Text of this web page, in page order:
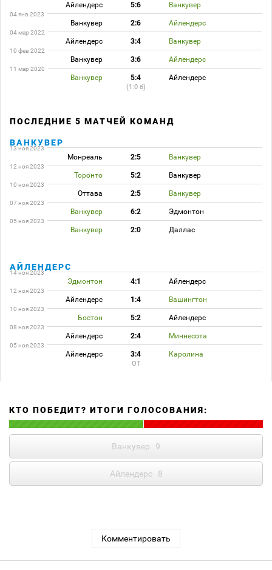
Айлендерс 5:6 Ванкувер
04 янв 2023
Ванкувер 2:6 Айлендерс
04 мар 2022
Айлендерс 3:4 Ванкувер
10 фев 2022
Ванкувер 3:6 Айлендерс
11 мар 2020
Ванкувер 5:4 Айлендерс
(1:0 б)
ПОСЛЕДНИЕ 5 МАТЧЕЙ КОМАНД
ВАНКУВЕР
13 ноя 2023
Монреаль 2:5 Ванкувер
12 ноя 2023
Торонто 5:2 Ванкувер
10 ноя 2023
Оттава 2:5 Ванкувер
07 ноя 2023
Ванкувер 6:2 Эдмонтон
05 ноя 2023
Ванкувер 2:0 Даллас
АЙЛЕНДЕРС
14 ноя 2023
Эдмонтон 4:1 Айлендерс
12 ноя 2023
Айлендерс 1:4 Вашингтон
10 ноя 2023
Бостон 5:2 Айлендерс
08 ноя 2023
Айлендерс 2:4 Миннесота
05 ноя 2023
Айлендерс 3:4 Каролина
ОТ
КТО ПОБЕДИТ? ИТОГИ ГОЛОСОВАНИЯ:
Ванкувер 9
Айлендерс 8
Комментировать